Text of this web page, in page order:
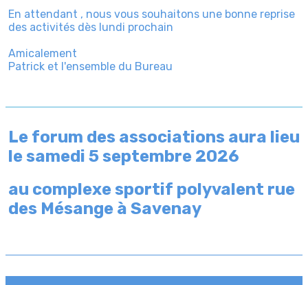
En attendant , nous vous souhaitons une bonne reprise
des activités dès lundi prochain
Amicalement
Patrick et l'ensemble du Bureau
Le forum des associations aura lieu
le samedi 5 septembre 2026
au complexe sportif polyvalent rue
des Mésange à Savenay